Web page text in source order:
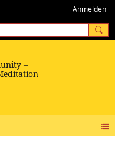
Anmelden